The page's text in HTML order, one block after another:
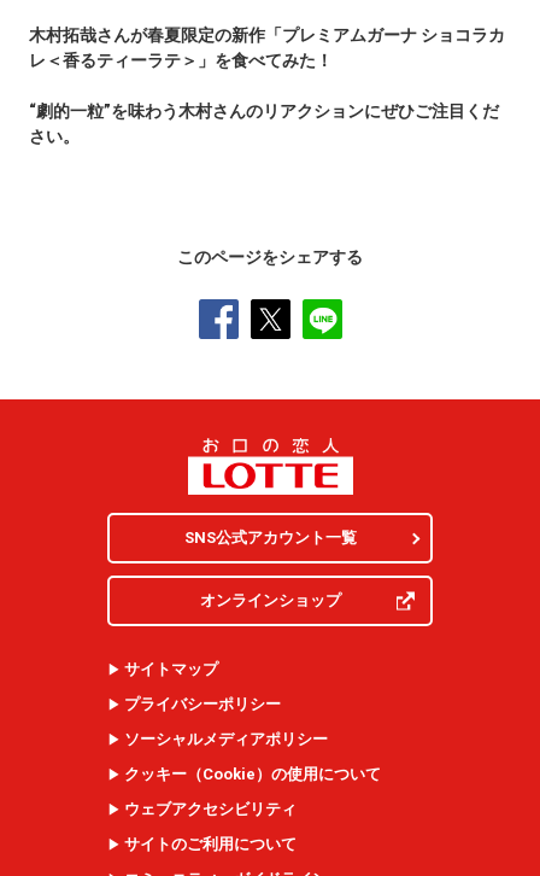
木村拓哉さんが春夏限定の新作「プレミアムガーナ ショコラカ
レ＜香るティーラテ＞」を食べてみた！
“劇的一粒”を味わう木村さんのリアクションにぜひご注目くだ
さい。
このページをシェアする
SNS公式アカウント一覧
オンラインショップ
サイトマップ
プライバシーポリシー
ソーシャルメディアポリシー
クッキー（Cookie ）の使用について
ウェブアクセシビリティ
サイトのご利用について